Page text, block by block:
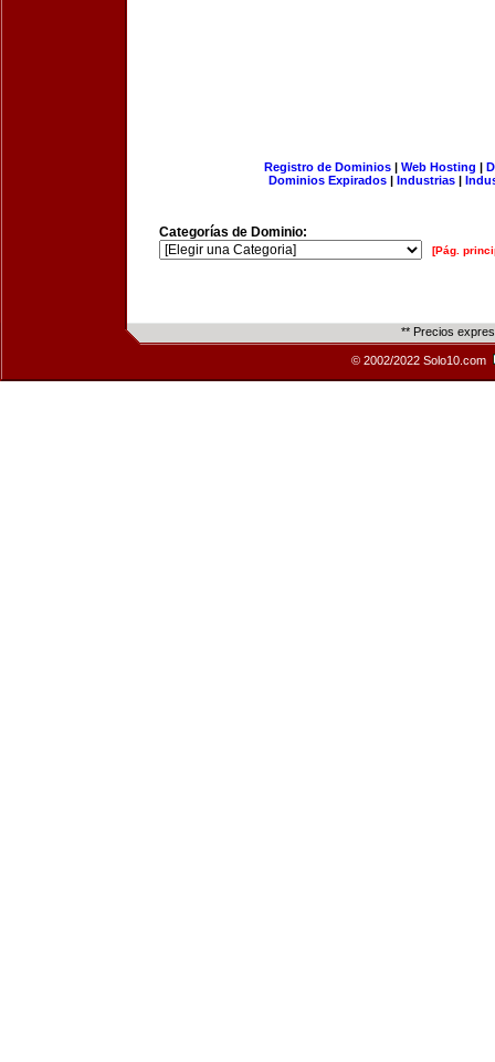
Registro de Dominios| Web Hosting |
Dominios Expirados | Industrias |
Categorías de Dominio:
[Pág.
** Precios
© 2002/2022 Solo10.com